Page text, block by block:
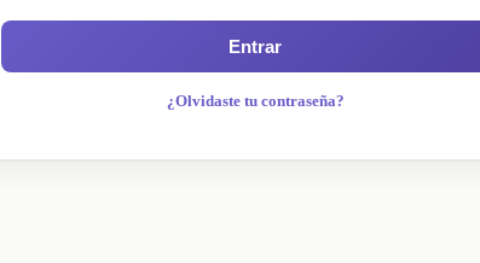
Entrar
¿Olvidaste tu contraseña?